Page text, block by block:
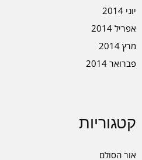
יוני 2014
אפריל 2014
מרץ 2014
פברואר 2014
קטגוריות
אור הסולם